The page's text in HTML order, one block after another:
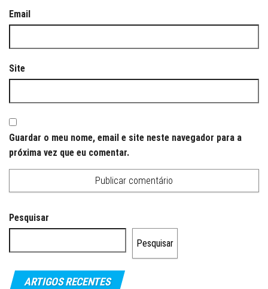
Email
Site
Guardar o meu nome, email e site neste navegador para a
próxima vez que eu comentar.
Pesquisar
Pesquisar
ARTIGOS RECENTES